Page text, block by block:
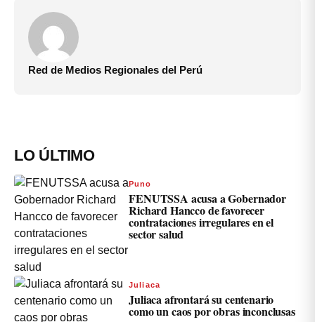
Red de Medios Regionales del Perú
LO ÚLTIMO
Puno
FENUTSSA acusa a Gobernador
Richard Hancco de favorecer
contrataciones irregulares en el
sector salud
Juliaca
Juliaca afrontará su centenario
como un caos por obras inconclusas